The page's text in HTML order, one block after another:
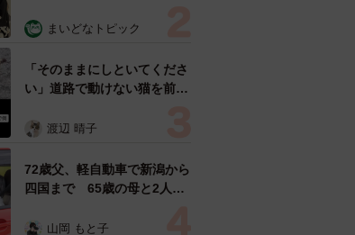
めらい 「痛いほど伝わる」
まいどなトピック
「そのままにしといてくださ
い」道路で動けない猫を前に
ようとした4日間 「命の重
表の訴え
渡辺 晴子
72歳父、軽自動車で新潟から
四国まで 65歳の母と2人で
憩まで分刻み… 「大学生で
山岡 もと子